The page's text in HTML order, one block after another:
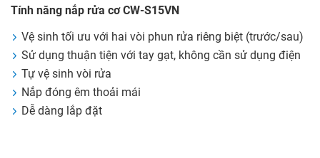
Tính năng nắp rửa cơ CW-S15VN
Vệ sinh tối ưu với hai vòi phun rửa riêng biệt (trước/sau)
Sử dụng thuận tiện với tay gạt, không cần sử dụng điện
Tự vệ sinh vòi rửa
Nắp đóng êm thoải mái
Dễ dàng lắp đặt